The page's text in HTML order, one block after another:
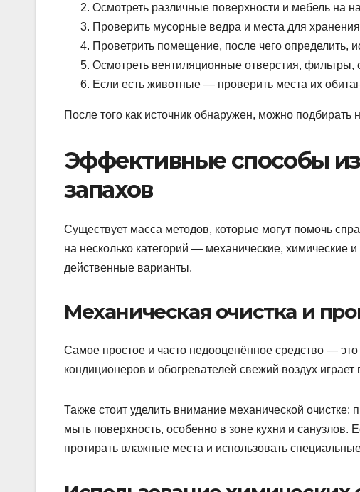
Осмотреть различные поверхности и мебель на
Проверить мусорные ведра и места для
Проветрить помещение, после чего определить,
Осмотреть вентиляционные отверстия, фильтры,
Если есть животные — проверить места их
После того как источник обнаружен, можно
Эффективные способы
запахов
Существует масса методов, которые могут помочь
на несколько категорий — механические,
действенные варианты.
Механическая очистка и
Самое простое и часто недооценённое средство —
кондиционеров и обогревателей свежий воздух
Также стоит уделить внимание механической
мыть поверхность, особенно в зоне кухни и
протирать влажные места и использовать